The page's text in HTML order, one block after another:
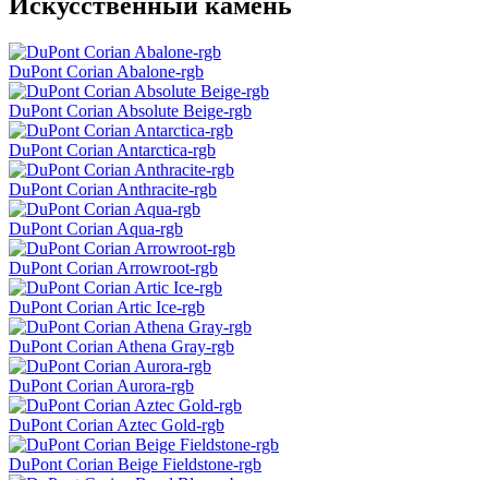
DuPont Corian Abalone-rgb
DuPont Corian Absolute Beige-rgb
DuPont Corian Antarctica-rgb
DuPont Corian Anthracite-rgb
DuPont Corian Aqua-rgb
DuPont Corian Arrowroot-rgb
DuPont Corian Artic Ice-rgb
DuPont Corian Athena Gray-rgb
DuPont Corian Aurora-rgb
DuPont Corian Aztec Gold-rgb
DuPont Corian Beige Fieldstone-rgb